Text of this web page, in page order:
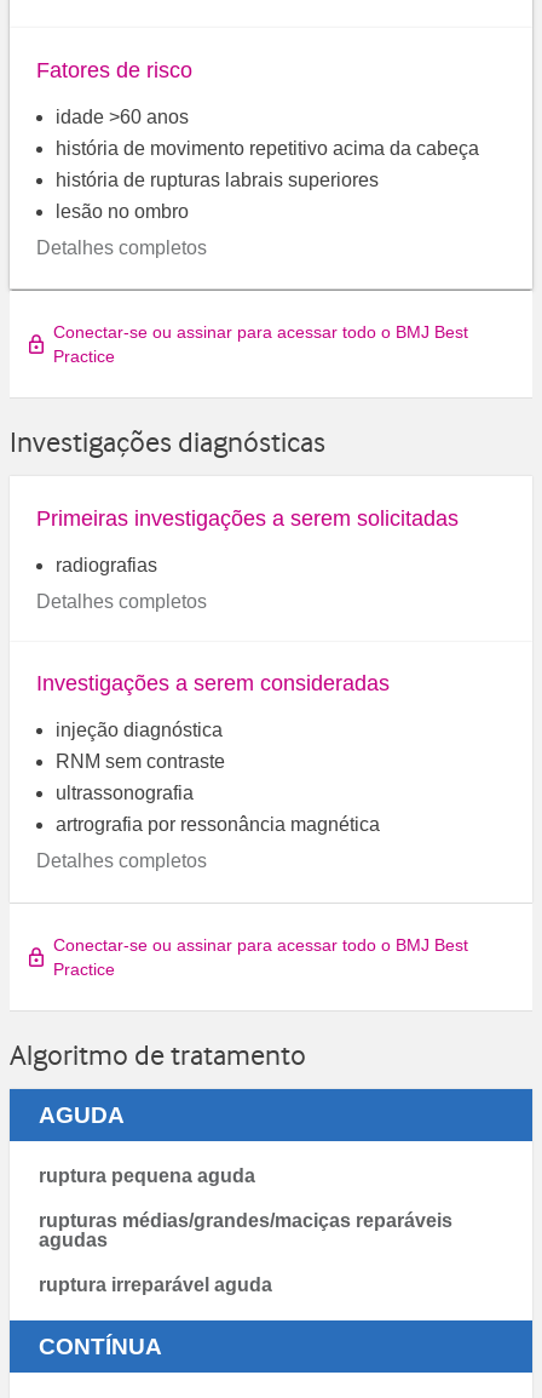
Fatores de risco
idade >60 anos
história de movimento repetitivo acima da cabeça
história de rupturas labrais superiores
lesão no ombro
Detalhes completos
Conectar-se ou assinar para acessar todo o BMJ Best
Practice
Investigações diagnósticas
Primeiras investigações a serem solicitadas
radiografias
Detalhes completos
Investigações a serem consideradas
injeção diagnóstica
RNM sem contraste
ultrassonografia
artrografia por ressonância magnética
Detalhes completos
Conectar-se ou assinar para acessar todo o BMJ Best
Practice
Algoritmo de tratamento
AGUDA
ruptura pequena aguda
rupturas médias/grandes/maciças reparáveis
agudas
ruptura irreparável aguda
CONTÍNUA